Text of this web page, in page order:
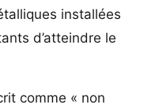
installées
d’atteindre le
comme « non